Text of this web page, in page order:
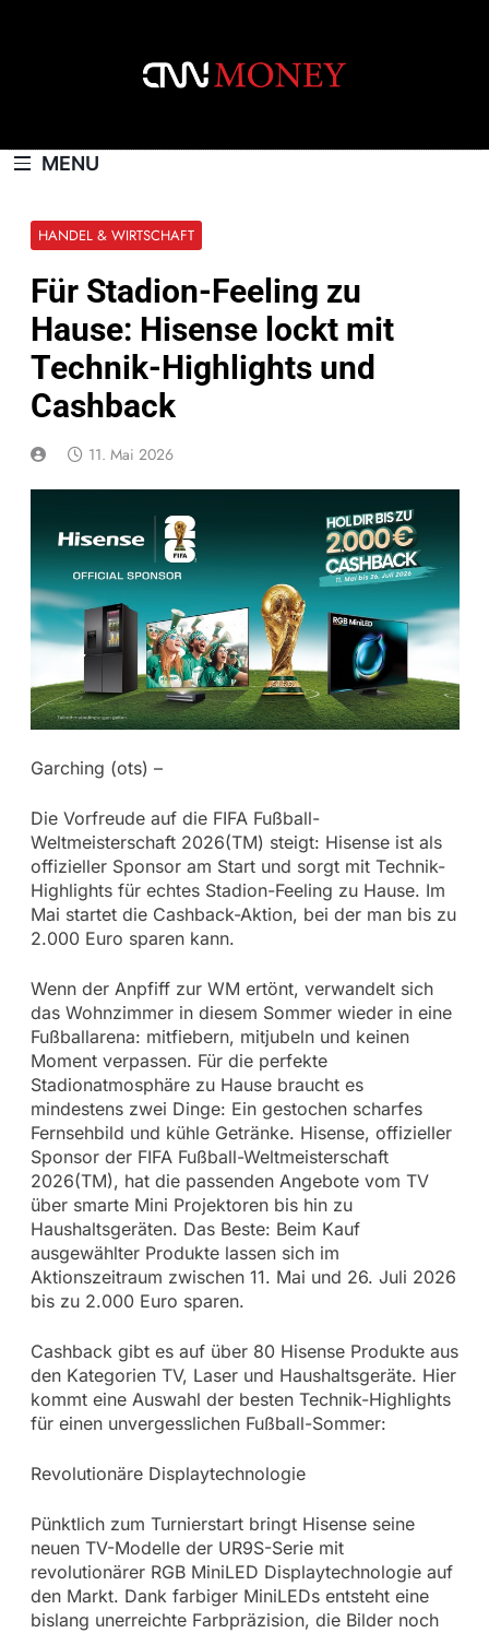
MENU
HANDEL & WIRTSCHAFT
Für Stadion-Feeling zu
Hause: Hisense lockt mit
Technik-Highlights und
Cashback
11. Mai 2026
Garching (ots) –
Die Vorfreude auf die FIFA Fußball-
Weltmeisterschaft 2026(TM) steigt: Hisense ist als
offizieller Sponsor am Start und sorgt mit Technik-
Highlights für echtes Stadion-Feeling zu Hause. Im
Mai startet die Cashback-Aktion, bei der man bis zu
2.000 Euro sparen kann.
Wenn der Anpfiff zur WM ertönt, verwandelt sich
das Wohnzimmer in diesem Sommer wieder in eine
Fußballarena: mitfiebern, mitjubeln und keinen
Moment verpassen. Für die perfekte
Stadionatmosphäre zu Hause braucht es
mindestens zwei Dinge: Ein gestochen scharfes
Fernsehbild und kühle Getränke. Hisense, offizieller
Sponsor der FIFA Fußball-Weltmeisterschaft
2026(TM), hat die passenden Angebote vom TV
über smarte Mini Projektoren bis hin zu
Haushaltsgeräten. Das Beste: Beim Kauf
ausgewählter Produkte lassen sich im
Aktionszeitraum zwischen 11. Mai und 26. Juli 2026
bis zu 2.000 Euro sparen.
Cashback gibt es auf über 80 Hisense Produkte aus
den Kategorien TV, Laser und Haushaltsgeräte. Hier
kommt eine Auswahl der besten Technik-Highlights
für einen unvergesslichen Fußball-Sommer:
Revolutionäre Displaytechnologie
Pünktlich zum Turnierstart bringt Hisense seine
neuen TV-Modelle der UR9S-Serie mit
revolutionärer RGB MiniLED Displaytechnologie auf
den Markt. Dank farbiger MiniLEDs entsteht eine
bislang unerreichte Farbpräzision, die Bilder noch